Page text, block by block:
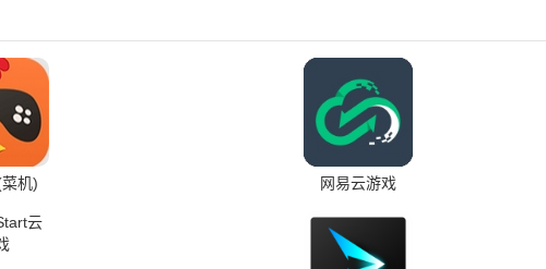
机) 网易云游戏